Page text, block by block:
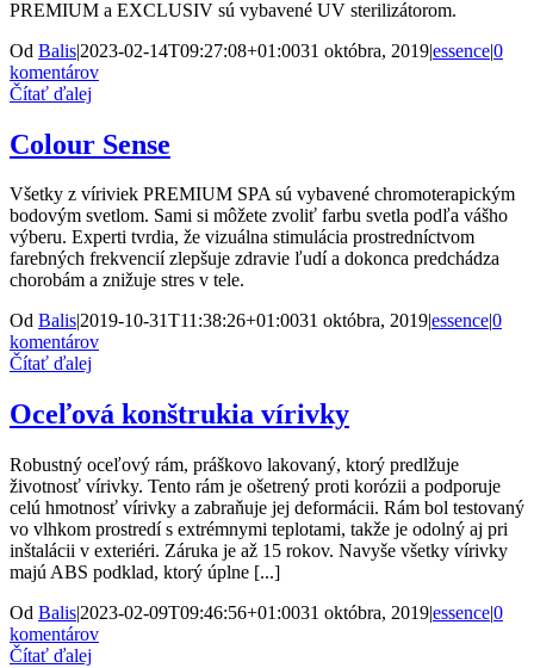
PREMIUM a EXCLUSIV sú vybavené UV sterilizátorom.
Od Balis|2023-02-14T09:27:08+01:0031 októbra, 2019|essence|0
komentárov
Čítať ďalej
Colour Sense
Všetky z víriviek PREMIUM SPA sú vybavené chromoterapickým
bodovým svetlom. Sami si môžete zvoliť farbu svetla podľa vášho
výberu. Experti tvrdia, že vizuálna stimulácia prostredníctvom
farebných frekvencií zlepšuje zdravie ľudí a dokonca predchádza
chorobám a znižuje stres v tele.
Od Balis|2019-10-31T11:38:26+01:0031 októbra, 2019|essence|0
komentárov
Čítať ďalej
Oceľová konštrukia vírivky
Robustný oceľový rám, práškovo lakovaný, ktorý predlžuje
životnosť vírivky. Tento rám je ošetrený proti korózii a podporuje
celú hmotnosť vírivky a zabraňuje jej deformácii. Rám bol testovaný
vo vlhkom prostredí s extrémnymi teplotami, takže je odolný aj pri
inštalácii v exteriéri. Záruka je až 15 rokov. Navyše všetky vírivky
majú ABS podklad, ktorý úplne [...]
Od Balis|2023-02-09T09:46:56+01:0031 októbra, 2019|essence|0
komentárov
Čítať ďalej